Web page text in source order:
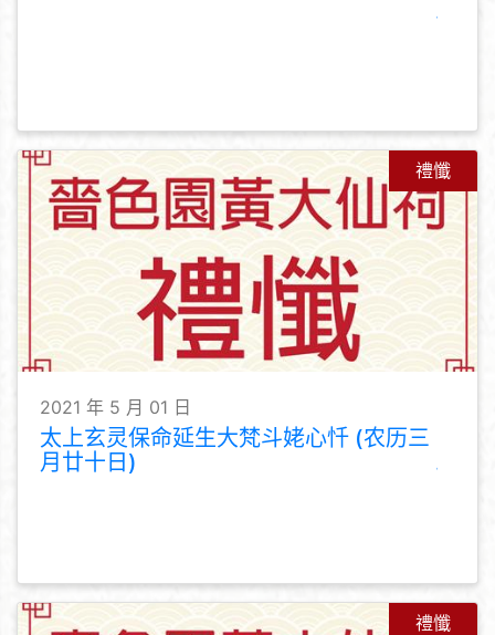
禮懺
2021 年 5 月 01 日
太上玄灵保命延生大梵斗姥心忏 (农历三
月廿十日)
禮懺